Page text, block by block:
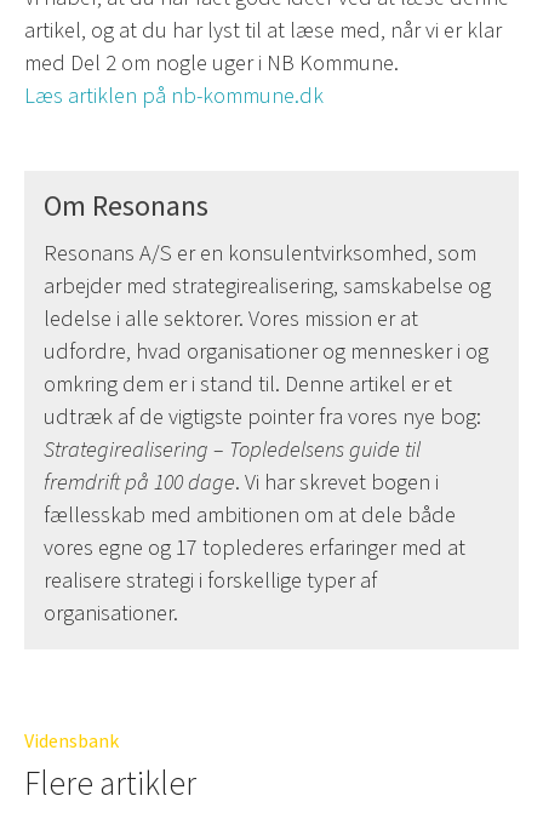
artikel, og at du har lyst til at læse med, når vi er klar
med Del 2 om nogle uger i NB Kommune.
Læs artiklen på nb-kommune.dk
Om Resonans
Resonans A/S er en konsulentvirksomhed, som
arbejder med strategirealisering, samskabelse og
ledelse i alle sektorer. Vores mission er at
udfordre, hvad organisationer og mennesker i og
omkring dem er i stand til. Denne artikel er et
udtræk af de vigtigste pointer fra vores nye bog:
Strategirealisering – Topledelsens guide til
fremdrift på 100 dage. Vi har skrevet bogen i
fællesskab med ambitionen om at dele både
vores egne og 17 toplederes erfaringer med at
realisere strategi i forskellige typer af
organisationer.
Vidensbank
Flere artikler